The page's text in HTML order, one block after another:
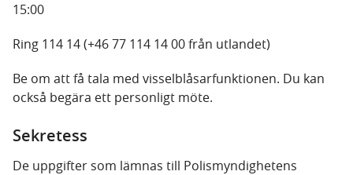
15:00
Ring 114 14 (+46 77 114 14 00 från utlandet)
Be om att få tala med visselblåsarfunktionen. Du kan
också begära ett personligt möte.
Sekretess
De uppgifter som lämnas till Polismyndighetens